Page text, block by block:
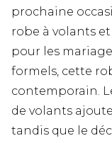
prochaine
robe à volants
pour les
formels, cette
contemporain.
de volants
tandis que le